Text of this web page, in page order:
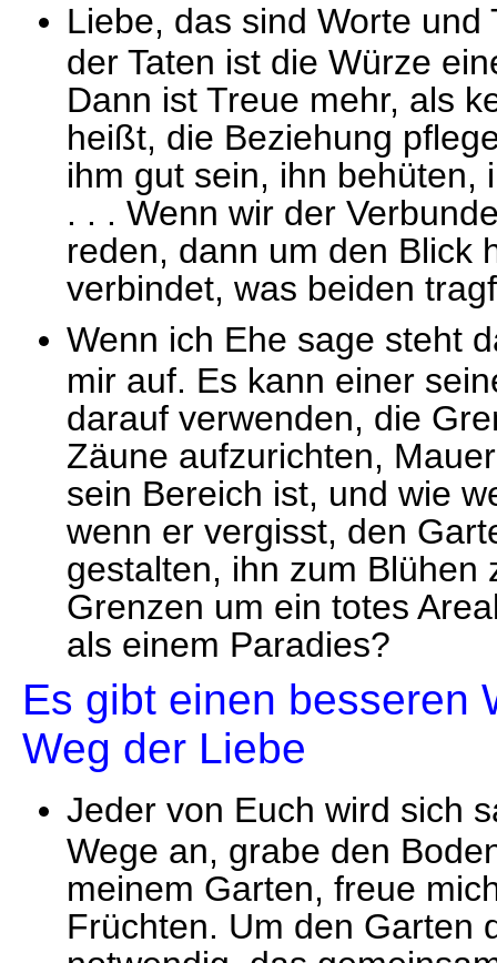
Liebe, das sind Worte
der Taten ist die Würze
Dann ist Treue mehr, als
heißt, die Beziehung
ihm gut sein, ihn behüten,
. . . Wenn wir der
reden, dann um den Blick
verbindet, was beiden
Wenn ich Ehe sage steht
mir auf. Es kann einer
darauf verwenden, die
Zäune aufzurichten,
sein Bereich ist, und wie
wenn er vergisst, den
gestalten, ihn zum Blühen
Grenzen um ein totes
als einem Paradies?
Es gibt einen besseren
Weg der Liebe
Jeder von Euch wird sich
Wege an, grabe den
meinem Garten, freue
Früchten. Um den Garten